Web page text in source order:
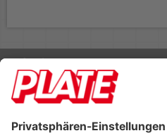
Rufen Sie uns an 04298 401-0
Lieferbedingungen Impressum
Footer anzeigen